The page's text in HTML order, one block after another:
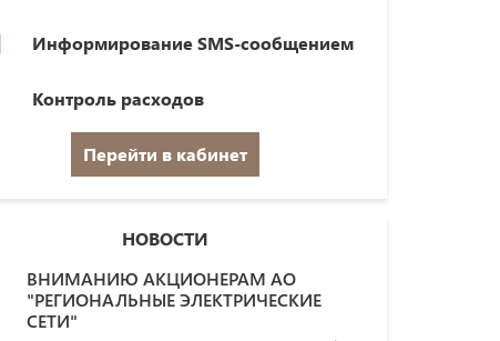
Информирование SMS-сообщением
Контроль расходов
Перейти в кабинет
НОВОСТИ
ВНИМАНИЮ АКЦИОНЕРАМ АО
"РЕГИОНАЛЬНЫЕ ЭЛЕКТРИЧЕСКИЕ
СЕТИ"